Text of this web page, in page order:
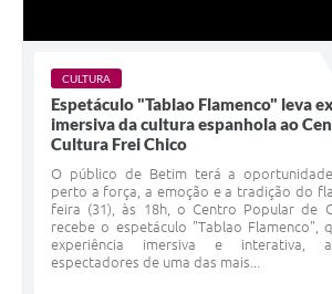
CULTURA
Espetáculo "Tablao Flamenco" leva
imersiva da cultura espanhola ao
Cultura Frei Chico
O público de Betim terá a
perto a força, a emoção e a tradição do
feira (31), às 18h, o Centro Popular de
recebe o espetáculo "Tablao Flamenco",
experiência imersiva e interativa,
espectadores de uma das mais...